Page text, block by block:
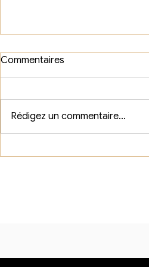
Commentaires
Rédigez un commentaire...